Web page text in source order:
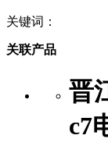
关键词：
关联产品
晋
c7